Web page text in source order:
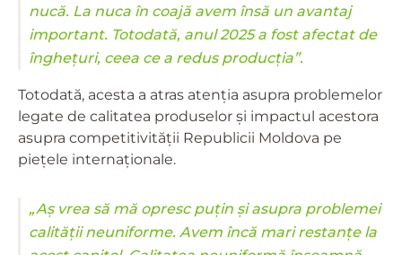
nucă. La nuca în coajă avem însă un avantaj
important. Totodată, anul 2025 a fost afectat de
înghețuri, ceea ce a redus producția”.
Totodată, acesta a atras atenția asupra problemelor
legate de calitatea produselor și impactul acestora
asupra competitivității Republicii Moldova pe
piețele internaționale.
„Aș vrea să mă opresc puțin și asupra problemei
calității neuniforme. Avem încă mari restanțe la